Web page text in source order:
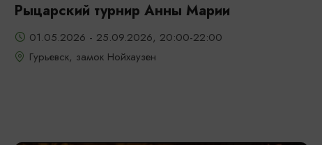
Рыцарский турнир Анны Марии
01.05.2026 - 25.09.2026, 20:00-22:00
Гурьевск, замок Нойхаузен